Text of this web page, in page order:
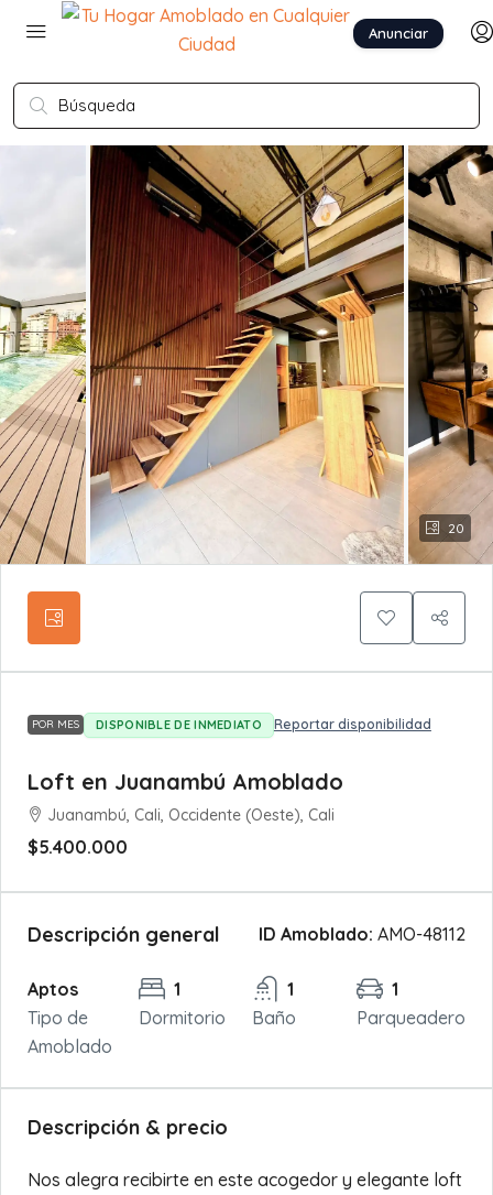
Anunciar
20
POR MES DISPONIBLE DE INMEDIATO Reportar disponibilidad
Loft en Juanambú Amoblado
Juanambú, Cali, Occidente (Oeste), Cali
$5.400.000
Descripción general ID Amoblado: AMO-48112
Aptos
Tipo de
Amoblado
1
Dormitorio
1
Baño
1
Parqueadero
Descripción & precio
Nos alegra recibirte en este acogedor y elegante loft